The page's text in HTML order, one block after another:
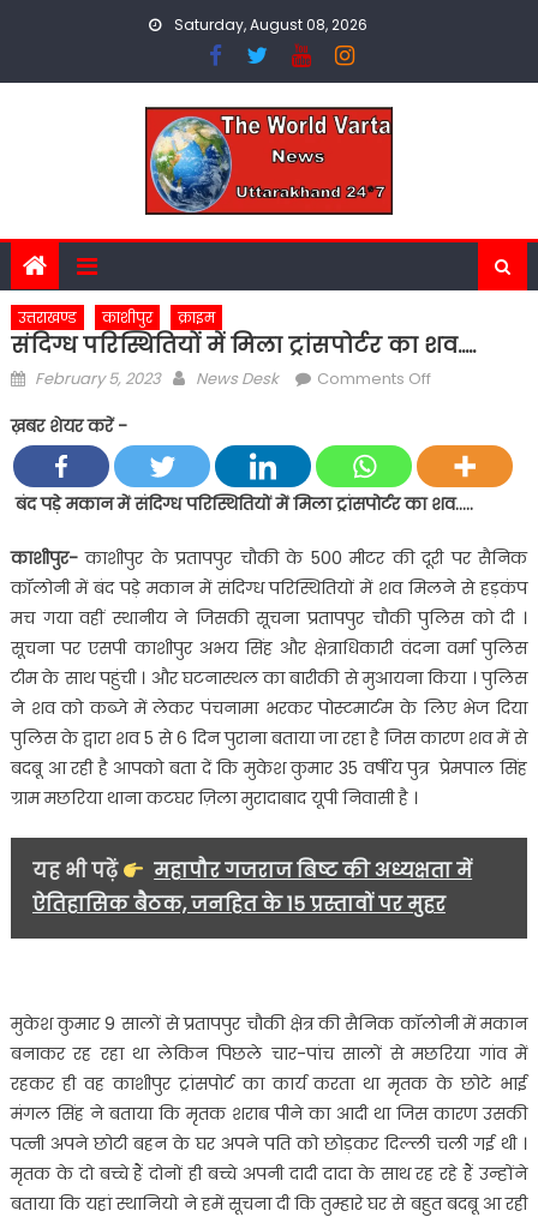
Saturday, August 08, 2026
उत्तराखण्ड काशीपुर क्राइम
संदिग्ध परिस्थितियों में मिला ट्रांसपोर्टर का शव…..
Posted
February 5, 2023 Author
News Desk Comments Offon
मिला
ट्रांसपोर्टर
शव…..
ख़बर शेयर करें -
बंद पड़े मकान में संदिग्ध परिस्थितियों में मिला ट्रांसपोर्टर का शव…..
काशीपुर-काशीपुर के प्रतापपुर चौकी के 500 मीटर की दूरी पर सैनिक
कॉलोनी में बंद पड़े मकान में संदिग्ध परिस्थितियों में शव मिलने से हड़कंप
मच गया वहीं स्थानीय ने जिसकी सूचना प्रतापपुर चौकी पुलिस को दी ।
सूचना पर एसपी काशीपुर अभय सिंह और क्षेत्राधिकारी वंदना वर्मा पुलिस
टीम के साथ पहुंची । और घटनास्थल का बारीकी से मुआयना किया । पुलिस
ने शव को कब्जे में लेकर पंचनामा भरकर पोस्टमार्टम के लिए भेज दिया
पुलिस के द्वारा शव 5 से 6 दिन पुराना बताया जा रहा है जिस कारण शव में से
बदबू आ रही है आपको बता दें कि मुकेश कुमार 35 वर्षीय पुत्र प्रेमपाल सिंह
ग्राम मछरिया थाना कटघर ज़िला मुरादाबाद यूपी निवासी है ।
यह भी पढ़ें
महापौर गजराज बिष्ट की अध्यक्षता में
ऐतिहासिक बैठक, जनहित के 15 प्रस्तावों पर मुहर
मुकेश कुमार 9 सालों से प्रतापपुर चौकी क्षेत्र की सैनिक कॉलोनी में मकान
बनाकर रह रहा था लेकिन पिछले चार-पांच सालों से मछरिया गांव में
रहकर ही वह काशीपुर ट्रांसपोर्ट का कार्य करता था मृतक के छोटे भाई
मंगल सिंह ने बताया कि मृतक शराब पीने का आदी था जिस कारण उसकी
पत्नी अपने छोटी बहन के घर अपने पति को छोड़कर दिल्ली चली गई थी ।
मृतक के दो बच्चे हैं दोनों ही बच्चे अपनी दादी दादा के साथ रह रहे हैं उन्होंने
बताया कि यहां स्थानियो ने हमें सूचना दी कि तुम्हारे घर से बहुत बदबू आ रही